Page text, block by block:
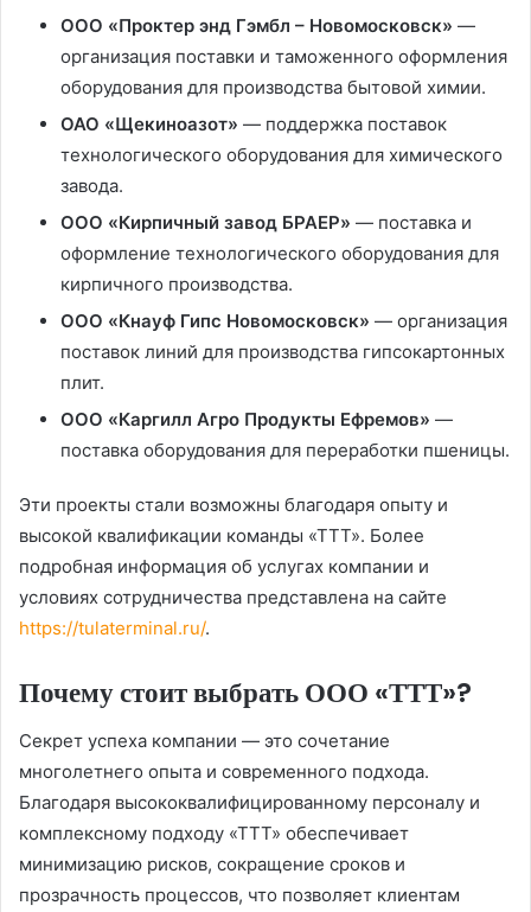
ООО «Проктер энд Гэмбл – Новомосковск» —
организация поставки и таможенного оформления
оборудования для производства бытовой химии.
ОАО «Щекиноазот» — поддержка поставок
технологического оборудования для химического
завода.
ООО «Кирпичный завод БРАЕР» — поставка и
оформление технологического оборудования для
кирпичного производства.
ООО «Кнауф Гипс Новомосковск» — организация
поставок линий для производства гипсокартонных
плит.
ООО «Каргилл Агро Продукты Ефремов» —
поставка оборудования для переработки пшеницы.
Эти проекты стали возможны благодаря опыту и
высокой квалификации команды «ТТТ». Более
подробная информация об услугах компании и
условиях сотрудничества представлена на сайте
https://tulaterminal.ru/.
Почему стоит выбрать ООО «ТТТ»?
Секрет успеха компании — это сочетание
многолетнего опыта и современного подхода.
Благодаря высококвалифицированному персоналу и
комплексному подходу «ТТТ» обеспечивает
минимизацию рисков, сокращение сроков и
прозрачность процессов, что позволяет клиентам